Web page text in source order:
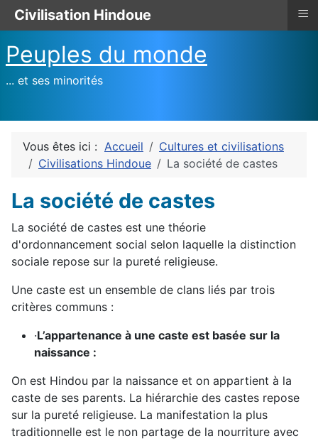
Peuples du monde
... et ses minorités
Vous êtes ici : Accueil
Cultures et civilisations
Civilisations Hindoue
La société de castes
La société de castes
La société de castes est une théorie
d'ordonnancement social selon laquelle la distinction
sociale repose sur la pureté religieuse.
Une caste est un ensemble de clans liés par trois
critères communs :
·L’appartenance à une caste est basée sur la
naissance :
On est Hindou par la naissance et on appartient à la
caste de ses parents. La hiérarchie des castes repose
sur la pureté religieuse. La manifestation la plus
traditionnelle est le non partage de la nourriture avec
Civilisation Hindoue ≡